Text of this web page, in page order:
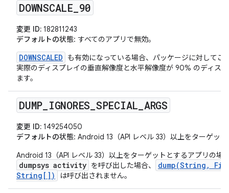
DOWNSCALE 90
変更 ID: 182811243
デフォルトの状態: すべてのアプリで無効。
DOWNSCALED
も有効になっている場合、パッケージに対してこ
実際のディスプレイの垂直解像度と水平解像度が 90% のディス
ます。
DUMP IGNORES SPECIAL ARGS
変更 ID: 149254050
デフォルトの状態: Android 13（API レベル 33）以上をターゲッ
Android 13（API レベル 33）以上をターゲットとするアプリの場
dumpsys activity を呼び出した場合、
dump(String,
String[])
は呼び出されません。